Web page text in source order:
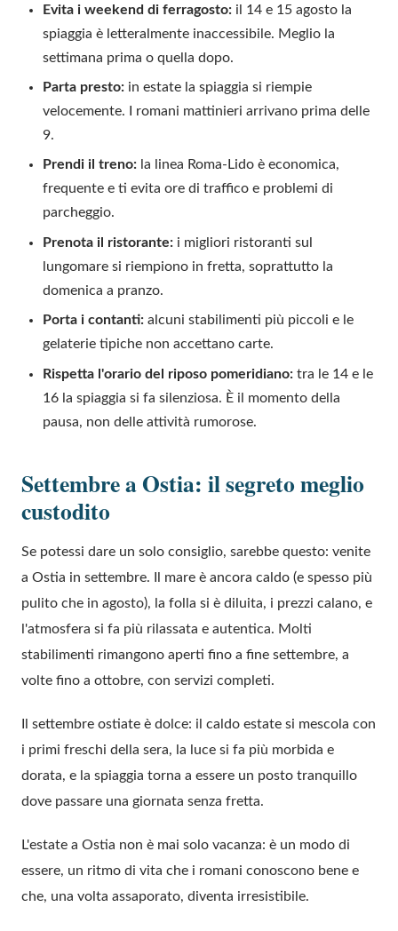
Evita i weekend di ferragosto: il 14 e 15 agosto la
spiaggia è letteralmente inaccessibile. Meglio la
settimana prima o quella dopo.
Parta presto: in estate la spiaggia si riempie
velocemente. I romani mattinieri arrivano prima delle
9.
Prendi il treno: la linea Roma-Lido è economica,
frequente e ti evita ore di traffico e problemi di
parcheggio.
Prenota il ristorante: i migliori ristoranti sul
lungomare si riempiono in fretta, soprattutto la
domenica a pranzo.
Porta i contanti: alcuni stabilimenti più piccoli e le
gelaterie tipiche non accettano carte.
Rispetta l'orario del riposo pomeridiano: tra le 14 e le
16 la spiaggia si fa silenziosa. È il momento della
pausa, non delle attività rumorose.
Settembre a Ostia: il segreto meglio
custodito
Se potessi dare un solo consiglio, sarebbe questo: venite
a Ostia in settembre. Il mare è ancora caldo (e spesso più
pulito che in agosto), la folla si è diluita, i prezzi calano, e
l'atmosfera si fa più rilassata e autentica. Molti
stabilimenti rimangono aperti fino a fine settembre, a
volte fino a ottobre, con servizi completi.
Il settembre ostiate è dolce: il caldo estate si mescola con
i primi freschi della sera, la luce si fa più morbida e
dorata, e la spiaggia torna a essere un posto tranquillo
dove passare una giornata senza fretta.
L'estate a Ostia non è mai solo vacanza: è un modo di
essere, un ritmo di vita che i romani conoscono bene e
che, una volta assaporato, diventa irresistibile.